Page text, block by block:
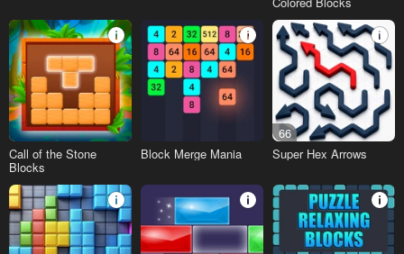
Call of the Stone
Blocks
Block Merge Mania
66
Super Hex Arrows